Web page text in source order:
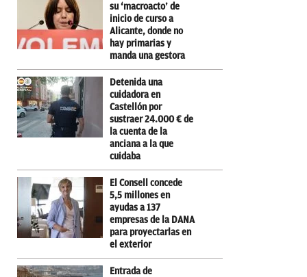
su ‘macroacto’ de
inicio de curso a
Alicante, donde no
hay primarias y
manda una gestora
Detenida una
cuidadora en
Castellón por
sustraer 24.000 € de
la cuenta de la
anciana a la que
cuidaba
El Consell concede
5,5 millones en
ayudas a 137
empresas de la DANA
para proyectarlas en
el exterior
Entrada de